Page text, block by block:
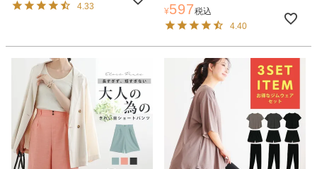
4.33
¥597税込
4.40